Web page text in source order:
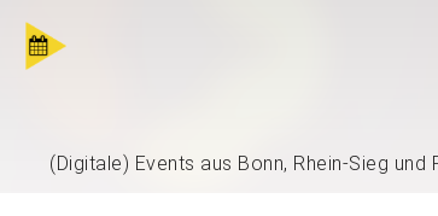
(Digitale) Events aus Bonn, Rhein-Sieg